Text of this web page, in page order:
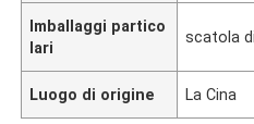
Imballaggi partico
lari
scatola
Luogo di origine La Cina